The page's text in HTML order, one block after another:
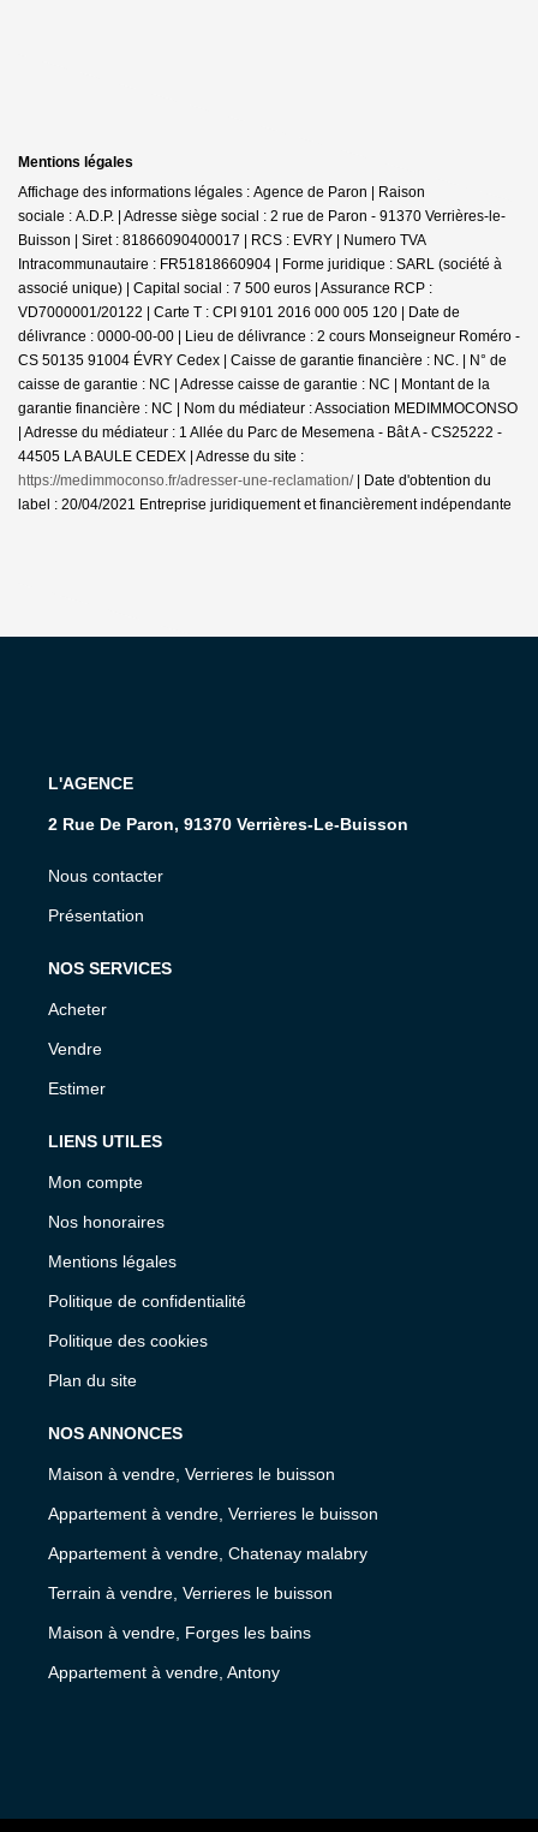
Mentions légales
Affichage des informations légales : Agence de Paron | Raison
sociale : A.D.P. | Adresse siège social : 2 rue de Paron - 91370 Verrières-le-
Buisson | Siret : 81866090400017 | RCS : EVRY | Numero TVA
Intracommunautaire : FR51818660904 | Forme juridique : SARL (société à
associé unique) | Capital social : 7 500 euros | Assurance RCP :
VD7000001/20122 | Carte T : CPI 9101 2016 000 005 120 | Date de
délivrance : 0000-00-00 | Lieu de délivrance : 2 cours Monseigneur Roméro -
CS 50135 91004 ÉVRY Cedex | Caisse de garantie financière : NC. | N° de
caisse de garantie : NC | Adresse caisse de garantie : NC | Montant de la
garantie financière : NC | Nom du médiateur : Association MEDIMMOCONSO
| Adresse du médiateur : 1 Allée du Parc de Mesemena - Bât A - CS25222 -
44505 LA BAULE CEDEX | Adresse du site :
https://medimmoconso.fr/adresser-une-reclamation/| Date d'obtention du
label : 20/04/2021 Entreprise juridiquement et financièrement indépendante
L'AGENCE
2 Rue De Paron, 91370 Verrières-Le-Buisson
Nous contacter
Présentation
NOS SERVICES
Acheter
Vendre
Estimer
LIENS UTILES
Mon compte
Nos honoraires
Mentions légales
Politique de confidentialité
Politique des cookies
Plan du site
NOS ANNONCES
Maison à vendre, Verrieres le buisson
Appartement à vendre, Verrieres le buisson
Appartement à vendre, Chatenay malabry
Terrain à vendre, Verrieres le buisson
Maison à vendre, Forges les bains
Appartement à vendre, Antony